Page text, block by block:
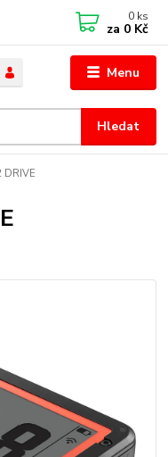
Menu
Hledat
0 ks
za 0 Kč
DRIVE